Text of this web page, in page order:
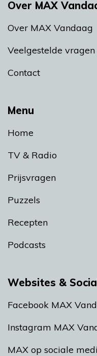
Menu
Home
TV & Radio
Prijsvragen
Puzzels
Recepten
Podcasts
Over MAX
Over MAX Vandaag
Veelgestelde vragen
Contact
Websites &
Facebook MAX
Instagram MAX
MAX op sociale